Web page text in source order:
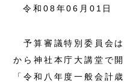
令和08年06月01日
予算審議特別委員会
から神社本庁大講堂で
「令和八年度一般会計